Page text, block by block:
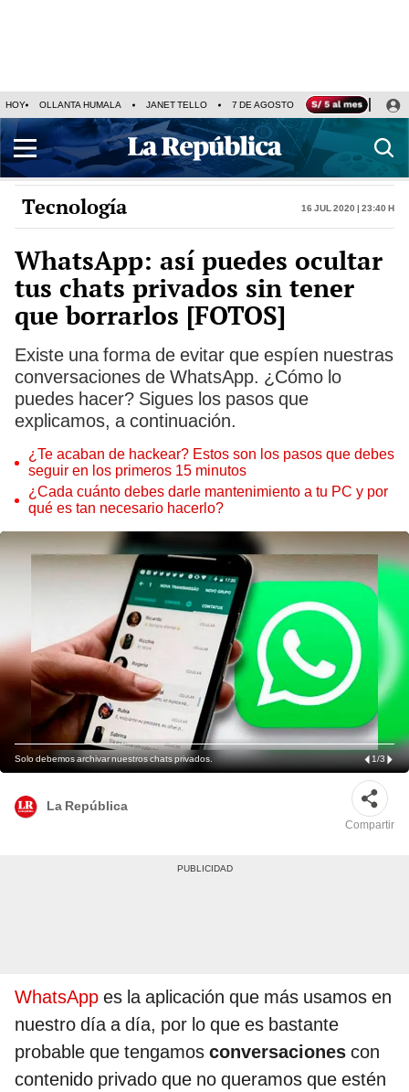
HOY OLLANTA HUMALA JANET TELLO 7 DE AGOSTO TINKA RESULTADOS
Tecnología 16 Jul 2020 | 23:40 h
WhatsApp: así puedes ocultar
tus chats privados sin tener
que borrarlos [FOTOS]
Existe una forma de evitar que espíen nuestras
conversaciones de WhatsApp. ¿Cómo lo
puedes hacer? Sigues los pasos que
explicamos, a continuación.
¿Te acaban de hackear? Estos son los pasos que debes
seguir en los primeros 15 minutos
¿Cada cuánto debes darle mantenimiento a tu PC y por
qué es tan necesario hacerlo?
Solo debemos archivar nuestros chats privados. 1/3
La República
Compartir
WhatsApp es la aplicación que más usamos en
nuestro día a día, por lo que es bastante
probable que tengamos conversaciones con
contenido privado que no queramos que estén